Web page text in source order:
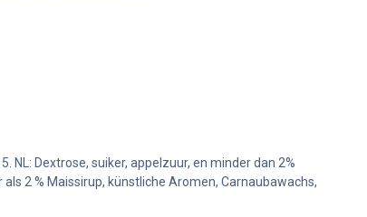
NL: Dextrose, suiker, appelzuur, en minder dan 2%
2 % Maissirup, künstliche Aromen, Carnaubawachs,